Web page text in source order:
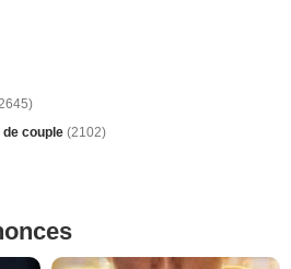
de couple (2102)